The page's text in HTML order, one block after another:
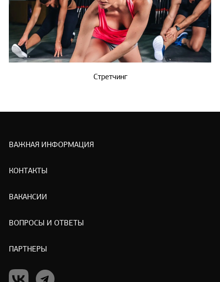
Стретчинг
ВАЖНАЯ ИНФОРМАЦИЯ
КОНТАКТЫ
ВАКАНСИИ
ВОПРОСЫ И ОТВЕТЫ
ПАРТНЕРЫ